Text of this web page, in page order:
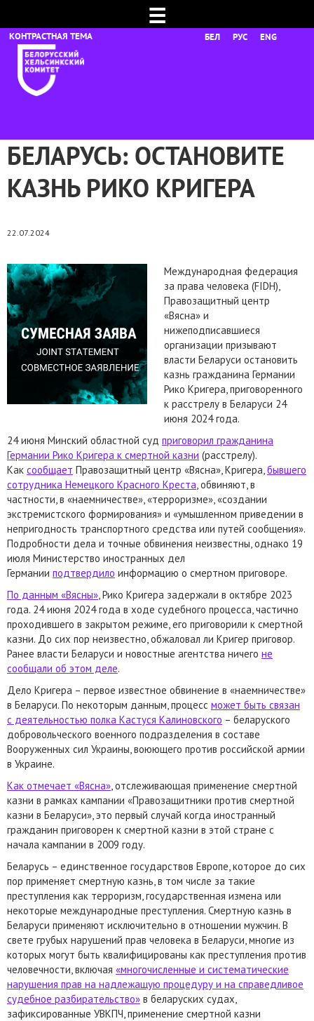
☰
БЕЛ РУС ENG
БЕЛАРУСЬ: ОСТАНОВИТЕ
КАЗНЬ РИКО КРИГЕРА
22.07.2024
Международная федерация
за права человека (FIDH),
Правозащитный центр
«Вясна» и
нижеподписавшиеся
организации призывают
власти Беларуси остановить
казнь гражданина Германии
Рико Кригера, приговоренного
к расстрелу в Беларуси 24
июня 2024 года.
24 июня Минский областной суд приговорил гражданина
Германии Рико Кригера к смертной казни (расстрелу).
Как сообщает Правозащитный центр «Вясна», Кригера,бывшего
сотрудника Немецкого Красного Креста, обвиняют, в
частности, в «наемничестве», «терроризме», «создании
экстремистского формирования» и «умышленном приведении в
непригодность транспортного средства или путей сообщения».
Подробности дела и точные обвинения неизвестны, однако 19
июля Министерство иностранных дел
Германии подтвердило информацию о смертном приговоре.
По данным «Вясны», Рико Кригера задержали в октябре 2023
года. 24 июня 2024 года в ходе судебного процесса, частично
проходившего в закрытом режиме, его приговорили к смертной
казни. До сих пор неизвестно, обжаловал ли Кригер приговор.
Ранее власти Беларуси и новостные агентства ничего не
сообщали об этом деле.
Дело Кригера – первое известное обвинение в «наемничестве»
в Беларуси. По некоторым данным, процесс может быть связан
с деятельностью полка Кастуся Калиновского – беларуского
добровольческого военного подразделения в составе
Вооруженных сил Украины, воюющего против российской армии
в Украине.
Как отмечает «Вясна», отслеживающая применение смертной
казни в рамках кампании «Правозащитники против смертной
казни в Беларуси», это первый случай когда иностранный
гражданин приговорен к смертной казни в этой стране с
начала кампании в 2009 году.
Беларусь – единственное государствов Европе, которое до сих
пор применяет смертную казнь, в том числе за такие
преступления как терроризм, государственная измена или
некоторые международные преступления. Смертную казнь в
Беларуси применяют исключительно в отношении мужчин. В
свете грубых нарушений прав человека в Беларуси, многие из
которых могут быть квалифицированы как преступления против
человечности, включая «многочисленные и систематические
нарушения прав на надлежащую процедуру и на справедливое
судебное разбирательство» в беларуских судах,
зафиксированные УВКПЧ, применение смертной казни